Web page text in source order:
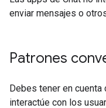
enviar mensajes o
Patrones
Debes tener en cuenta
interactúe con los